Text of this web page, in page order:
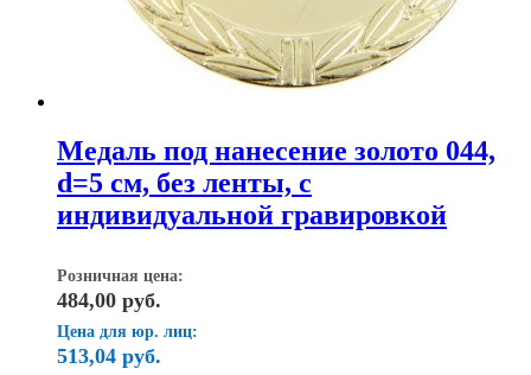
Медаль под нанесение золото 044,
d=5 см, без ленты, с
индивидуальной гравировкой
Розничная цена:
484,00 руб.
Цена для юр. лиц:
513,04 руб.